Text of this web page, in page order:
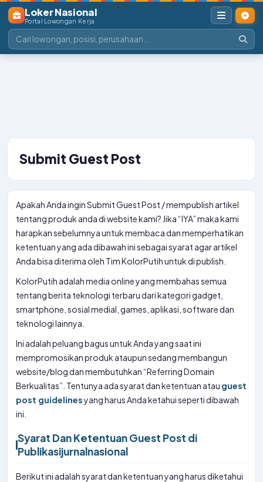
Loker Nasional
Portal Lowongan Kerja
Submit Guest Post
Apakah Anda ingin Submit Guest Post / mempublish artikel
tentang produk anda di website kami? Jika “IYA” maka kami
harapkan sebelumnya untuk membaca dan memperhatikan
ketentuan yang ada dibawah ini sebagai syarat agar artikel
Anda bisa diterima oleh Tim KolorPutih untuk di publish.
KolorPutih adalah media online yang membahas semua
tentang berita teknologi terbaru dari kategori gadget,
smartphone, sosial medial, games, aplikasi, software dan
teknologi lainnya.
Ini adalah peluang bagus untuk Anda yang saat ini
mempromosikan produk ataupun sedang membangun
website/blog dan membutuhkan “Referring Domain
Berkualitas”. Tentunya ada syarat dan ketentuan atau guest
post guidelinesyang harus Anda ketahui seperti dibawah
ini.
Syarat Dan Ketentuan Guest Post di
Publikasijurnalnasional
Berikut ini adalah syarat dan ketentuan yang harus diketahui